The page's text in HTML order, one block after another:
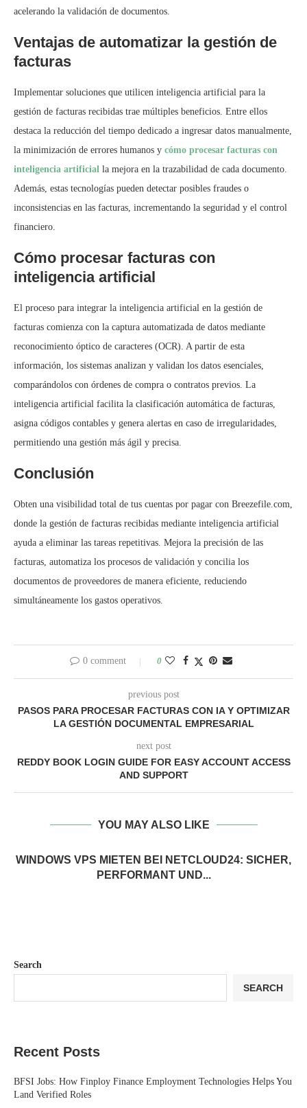
acelerando la validación de documentos.
Ventajas de automatizar la gestión de
facturas
Implementar soluciones que utilicen inteligencia artificial para la
gestión de facturas recibidas trae múltiples beneficios. Entre ellos
destaca la reducción del tiempo dedicado a ingresar datos manualmente,
la minimización de errores humanos y cómo procesar facturas con
inteligencia artificial la mejora en la trazabilidad de cada documento.
Además, estas tecnologías pueden detectar posibles fraudes o
inconsistencias en las facturas, incrementando la seguridad y el control
financiero.
Cómo procesar facturas con
inteligencia artificial
El proceso para integrar la inteligencia artificial en la gestión de
facturas comienza con la captura automatizada de datos mediante
reconocimiento óptico de caracteres (OCR). A partir de esta
información, los sistemas analizan y validan los datos esenciales,
comparándolos con órdenes de compra o contratos previos. La
inteligencia artificial facilita la clasificación automática de facturas,
asigna códigos contables y genera alertas en caso de irregularidades,
permitiendo una gestión más ágil y precisa.
Conclusión
Obten una visibilidad total de tus cuentas por pagar con Breezefile.com,
donde la gestión de facturas recibidas mediante inteligencia artificial
ayuda a eliminar las tareas repetitivas. Mejora la precisión de las
facturas, automatiza los procesos de validación y concilia los
documentos de proveedores de manera eficiente, reduciendo
simultáneamente los gastos operativos.
0 comment 0
previous post
PASOS PARA PROCESAR FACTURAS CON IA Y OPTIMIZAR
LA GESTIÓN DOCUMENTAL EMPRESARIAL
next post
REDDY BOOK LOGIN GUIDE FOR EASY ACCOUNT ACCESS
AND SUPPORT
YOU MAY ALSO LIKE
WINDOWS VPS MIETEN BEI NETCLOUD24: SICHER,
PERFORMANT UND...
Search
SEARCH
Recent Posts
BFSI Jobs: How Finploy Finance Employment Technologies Helps You
Land Verified Roles